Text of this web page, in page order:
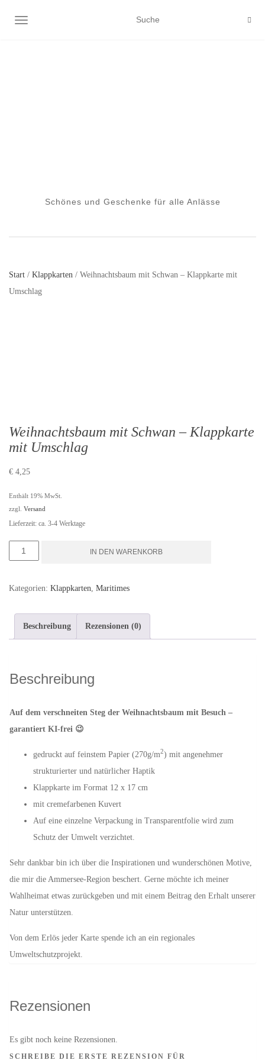
NAVIGATION EIN-/AUSSCHALTEN
Schönes und Geschenke für alle Anlässe
Start / Klappkarten / Weihnachtsbaum mit Schwan – Klappkarte mit
Umschlag
Weihnachtsbaum mit Schwan – Klappkarte
mit Umschlag
€ 4,25
Enthält 19% MwSt.
zzgl. Versand
Lieferzeit: ca. 3-4 Werktage
Weihnachtsbaum
Klappkarte
IN DEN WARENKORB
Kategorien: Klappkarten, Maritimes
Beschreibung Rezensionen (0)
Beschreibung
Auf dem verschneiten Steg der Weihnachtsbaum mit Besuch –
garantiert KI-frei 😉
gedruckt auf feinstem Papier (270g/m2) mit angenehmer
strukturierter und natürlicher Haptik
Klappkarte im Format 12 x 17 cm
mit cremefarbenen Kuvert
Auf eine einzelne Verpackung in Transparentfolie wird zum
Schutz der Umwelt verzichtet.
Sehr dankbar bin ich über die Inspirationen und wunderschönen Motive,
die mir die Ammersee-Region beschert. Gerne möchte ich meiner
Wahlheimat etwas zurückgeben und mit einem Beitrag den Erhalt unserer
Natur unterstützen.
Von dem Erlös jeder Karte spende ich an ein regionales
Umweltschutzprojekt.
Rezensionen
Es gibt noch keine Rezensionen.
SCHREIBE DIE ERSTE REZENSION FÜR